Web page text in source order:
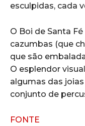
esculpidas, cada
O Boi de Santa
cazumbas (que
que são
O esplendor
algumas das
conjunto de
FONTE